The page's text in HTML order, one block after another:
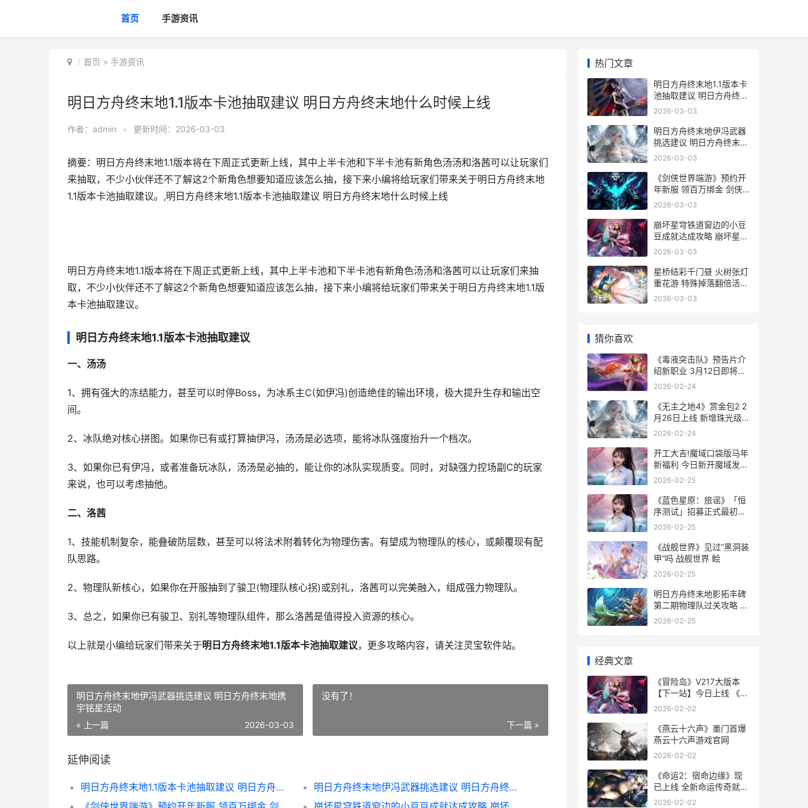
首页 手游资讯
首页 > 手游资讯
明日方舟终末地1.1版本卡池抽取建议 明日方舟终末地什么时候上线
作者： admin • 更新时间：2026-03-03
摘要：明日方舟终末地1.1版本将在下周正式更新上线，其中上半卡池和下半卡池有新角色汤汤和洛茜可以让玩家们
来抽取，不少小伙伴还不了解这2个新角色想要知道应该怎么抽，接下来小编将给玩家们带来关于明日方舟终末地
1.1版本卡池抽取建议。,明日方舟终末地1.1版本卡池抽取建议 明日方舟终末地什么时候上线
明日方舟终末地1.1版本将在下周正式更新上线，其中上半卡池和下半卡池有新角色汤汤和洛茜可以让玩家们来抽
取，不少小伙伴还不了解这2个新角色想要知道应该怎么抽，接下来小编将给玩家们带来关于明日方舟终末地1.1版
本卡池抽取建议。
明日方舟终末地1.1版本卡池抽取建议
一、汤汤
1、拥有强大的冻结能力，甚至可以时停Boss，为冰系主C(如伊冯)创造绝佳的输出环境，极大提升生存和输出空
间。
2、冰队绝对核心拼图。如果你已有或打算抽伊冯，汤汤是必选项，能将冰队强度抬升一个档次。
3、如果你已有伊冯，或者准备玩冰队，汤汤是必抽的，能让你的冰队实现质变。同时，对缺强力控场副C的玩家
来说，也可以考虑抽他。
二、洛茜
1、技能机制复杂，能叠破防层数，甚至可以将法术附着转化为物理伤害。有望成为物理队的核心，或颠覆现有配
队思路。
2、物理队新核心，如果你在开服抽到了骏卫(物理队核心拐)或别礼，洛茜可以完美融入，组成强力物理队。
3、总之，如果你已有骏卫、别礼等物理队组件，那么洛茜是值得投入资源的核心。
以上就是小编给玩家们带来关于明日方舟终末地1.1版本卡池抽取建议，更多攻略内容，请关注灵宝软件站。
明日方舟终末地伊冯武器挑选建议 明日方舟终末地携
宇铭星活动
« 上一篇 2026-03-03
没有了！
下一篇 »
延伸阅读
明日方舟终末地1.1版本卡池抽取建议 明日方舟终末地什么时候上线
明日方舟终末地伊冯武器挑选建议 明日方舟终末地携宇铭星活动
热门文章
明日方舟终末地1.1版本卡
池抽取建议 明日方舟终末
地什么时候上线
2026-03-03
明日方舟终末地伊冯武器
挑选建议 明日方舟终末地
携宇铭星活动
2026-03-03
《剑侠世界端游》预约开
年新服 领百万绑金 剑侠
世界端游2026年新区开服
2026-03-03
崩坏星穹铁道窗边的小豆
豆成就达成攻略 崩坏星穹
铁道是买断制的吗
2026-03-03
星桥结彩千门昼 火树张灯
重花游 特殊掉落翻倍活动
主题主题最初 商城同步焕
2026-03-03
猜你喜欢
《毒液突击队》预告片介
绍新职业 3月12日即将开
战 毒液对战
2026-02-24
《无主之地4》赏金包2 2
月26日上线 新增珠光级
稀有装备 无主之地4密藏
2026-02-24
开工大吉!魔域口袋版马年
新福利 今日新开魔域发布
网手机版
2026-02-25
《蓝色星原：旅谣》「恒
序测试」招募正式最初
《蓝色星原:旅谣》
2026-02-25
《战舰世界》见过“黑洞装
甲”吗 战舰世界 鲙
2026-02-25
明日方舟终末地影拓丰碑
第二期物理队过关攻略 明
日方舟终末地wiki
2026-02-25
经典文章
《冒险岛》V217大版本
【下一站】今日上线 《冒
险岛》新职业莲登陆国服
2026-02-02
《燕云十六声》墨门首爆
燕云十六声游戏官网
2026-02-02
《命运2：宿命边缘》现
已上线 全新命运传奇就此
最初 命运2新手任务宿怨
2026-02-02